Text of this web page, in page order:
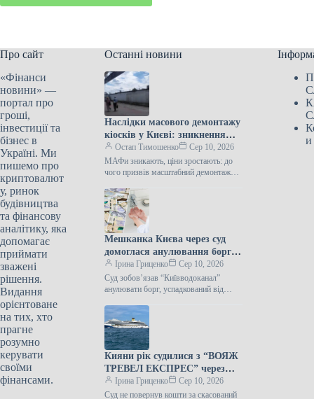
Про сайт
«Фінанси
новини» —
портал про
гроші,
інвестиції та
бізнес в
Україні. Ми
пишемо про
криптовалют
у, ринок
будівництва
та фінансову
аналітику, яка
допомагає
приймати
зважені
рішення.
Видання
орієнтоване
на тих, хто
прагне
розумно
керувати
своїми
фінансами.
Останні новини
Наслідки масового демонтажу
кіосків у Києві: зникнення
МАФів та зростання цін
Остап Тимошенко
Сер 10, 2026
МАФи зникають, ціни зростають: до
чого призвів масштабний демонтаж
Підпишіться на нас в Google…
Мешканка Києва через суд
домоглася анулювання боргу
за воду, що залишився від її
покійної матері.
Ірина Гриценко
Сер 10, 2026
Суд зобов’язав “Київводоканал”
анулювати борг, успадкований від
списати з особового рахунку киянки
заборгованість її покійної матері…
Кияни рік судилися з “ВОЯЖ
ТРЕВЕЛ ЕКСПРЕС” через
скасований круїз на Costa
Firenze – яке рішення ухвалив
Ірина Гриценко
Сер 10, 2026
Суд не повернув кошти за скасований
и